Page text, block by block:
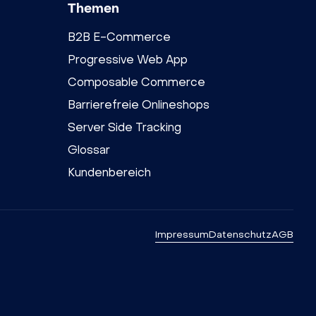
Themen
B2B E-Commerce
Progressive Web App
Composable Commerce
Barrierefreie Onlineshops
Server Side Tracking
Glossar
Kundenbereich
ImpressumDatenschutzAGB